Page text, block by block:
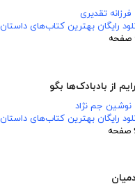
فرزانه تقدیری
رایگان بهترین کتاب‌های داستان
از بادبادک‌ها بگو
نوشین جم نژاد
رایگان بهترین کتاب‌های داستان